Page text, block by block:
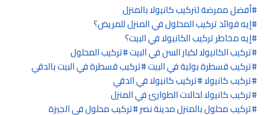
أفضل ممرضة لتركيب كانيولا بالمنزل
إيه فوائد تركيب المحلول في المنزل للمريض؟
إيه مخاطر تركيب الكانيولا في البيت؟
تركيب الكانيولا لكبار السن في البيت تركيب المحلول
تركيب قسطرة بولية في البيت تركيب قسطرة في البيت بالدقي
تركيب كانيولا تركيب كانيولا في الدقي
تركيب كانيولا لحالات الطوارئ في المنزل
تركيب محلول بالمنزل مدينة نصر تركيب محلول في الجيزة